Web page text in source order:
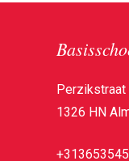
1326 HN